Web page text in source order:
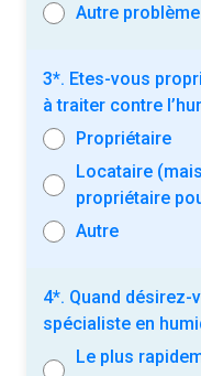
Autre
3*. Etes-vous
à traiter contre
Propriétaire
Locataire
propriétaire
Autre
4*. Quand désirez-
spécialiste en
Le plus